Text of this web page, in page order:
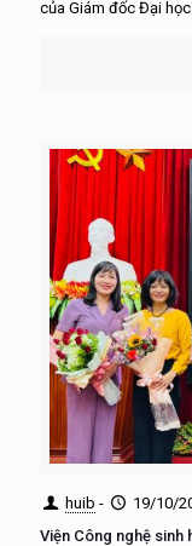
của Giám đốc Đại học
huib -
19/10/
Viện Công nghệ sinh